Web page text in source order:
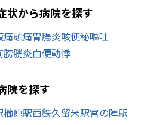
状から病院を探す
痛頭痛胃腸炎咳便秘嘔吐
膀胱炎血便動悸
院を探す
櫛原駅西鉄久留米駅宮の陣駅